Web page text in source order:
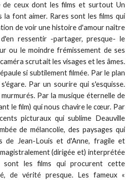
de ceux dont les films et surtout Un
la font aimer. Rares sont les films qui
de voir une histoire d'amour naître
ressentir -partager, presque- le
ou le moindre frémissement de ses
scrutait les visages et les âmes.
si subtilement filmée. Par le plan
Par un sourire qui s'esquisse.
Par la musique éternelle de
le film) qui nous chavire le cœur. Par
picturaux qui sublime Deauville
de mélancolie, des paysages qui
de Jean-Louis et d'Anne, fragile et
(dirigée et) interprétée
sont les films qui procurent cette
de vérité presque. Les fameux «